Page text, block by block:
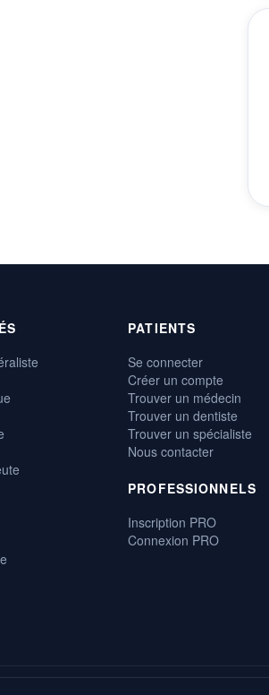
PATIENTS
Se connecter
Créer un compte
Trouver un médecin
Trouver un dentiste
Trouver un spécialiste
Nous contacter
PROFESSIONNELS
Inscription PRO
Connexion PRO